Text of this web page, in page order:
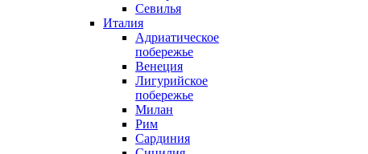
Севилья
Италия
Адриатическое
побережье
Венеция
Лигурийское
побережье
Милан
Рим
Сардиния